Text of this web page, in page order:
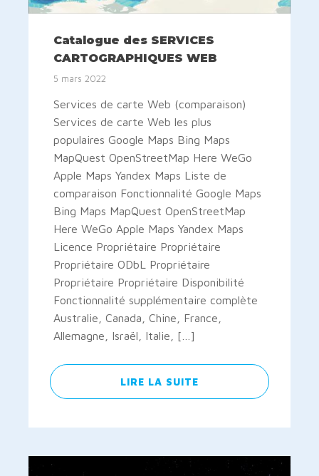
Catalogue des SERVICES
CARTOGRAPHIQUES WEB
5 mars 2022
Services de carte Web (comparaison)
Services de carte Web les plus
populaires Google Maps Bing Maps
MapQuest OpenStreetMap Here WeGo
Apple Maps Yandex Maps Liste de
comparaison Fonctionnalité Google Maps
Bing Maps MapQuest OpenStreetMap
Here WeGo Apple Maps Yandex Maps
Licence Propriétaire Propriétaire
Propriétaire ODbL Propriétaire
Propriétaire Propriétaire Disponibilité
Fonctionnalité supplémentaire complète
Australie, Canada, Chine, France,
Allemagne, Israël, Italie, […]
LIRE LA SUITE